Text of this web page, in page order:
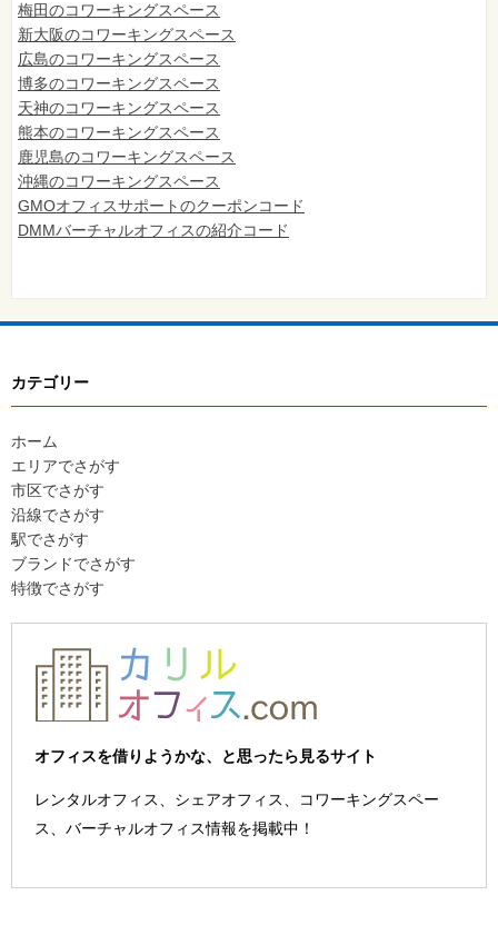
梅田のコワーキングスペース
新大阪のコワーキングスペース
広島のコワーキングスペース
博多のコワーキングスペース
天神のコワーキングスペース
熊本のコワーキングスペース
鹿児島のコワーキングスペース
沖縄のコワーキングスペース
GMOオフィスサポートのクーポンコード
DMMバーチャルオフィスの紹介コード
カテゴリー
ホーム
エリアでさがす
市区でさがす
沿線でさがす
駅でさがす
ブランドでさがす
特徴でさがす
オフィスを借りようかな、と思ったら見るサイト
レンタルオフィス、シェアオフィス、コワーキングスペー
ス、バーチャルオフィス情報を掲載中！